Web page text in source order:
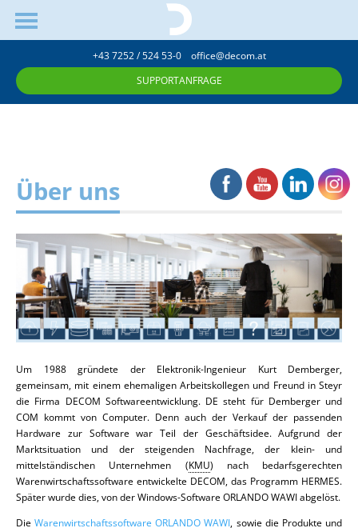
+43 7252 / 524 53-0 office@decom.at
SUPPORTANFRAGE
Über uns
Um 1988 gründete der Elektronik-Ingenieur Kurt Demberger,
gemeinsam, mit einem ehemaligen Arbeitskollegen und Freund in Steyr
die Firma DECOM Softwareentwicklung. DE steht für Demberger und
COM kommt von Computer. Denn auch der Verkauf der passenden
Hardware zur Software war Teil der Geschäftsidee. Aufgrund der
Marktsituation und der steigenden Nachfrage, der klein- und
mittelständischen Unternehmen (KMU) nach bedarfsgerechten
Warenwirtschaftssoftware entwickelte DECOM, das Programm HERMES.
Später wurde dies, von der Windows-Software ORLANDO WAWI abgelöst.
DieWarenwirtschaftssoftware ORLANDO WAWI, sowie die Produkte und